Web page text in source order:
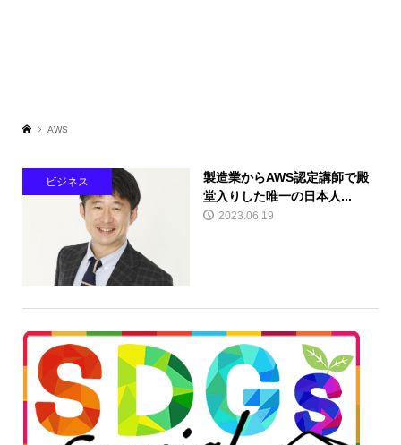
AWS
ビジネス
製造業からAWS認定講師で殿
堂入りした唯一の日本人...
2023.06.19